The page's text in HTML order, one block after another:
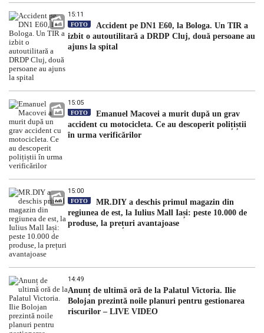
15:11
FOTO
Accident pe DN1 E60, la Bologa. Un TIR a
izbit o autoutilitară a DRDP Cluj, două persoane au
ajuns la spital
15:05
FOTO
Emanuel Macovei a murit după un grav
accident cu motocicleta. Ce au descoperit polițiștii
în urma verificărilor
15:00
FOTO
MR.DIY a deschis primul magazin din
regiunea de est, la Iulius Mall Iași: peste 10.000 de
produse, la prețuri avantajoase
14:49
Anunț de ultimă oră de la Palatul Victoria. Ilie
Bolojan prezintă noile planuri pentru gestionarea
riscurilor – LIVE VIDEO